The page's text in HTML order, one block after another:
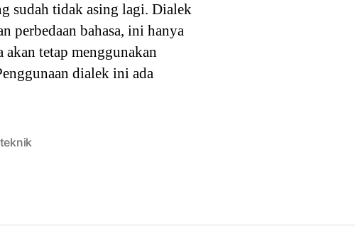
sudah tidak asing lagi. Dialek
perbedaan bahasa, ini hanya
akan tetap menggunakan
dialek ini ada
teknik